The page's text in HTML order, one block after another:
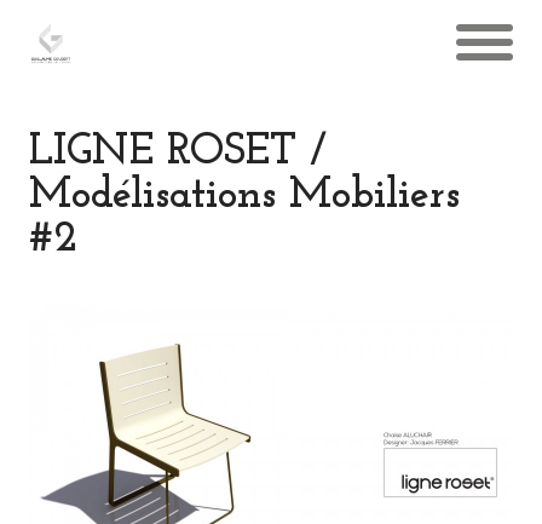
LIGNE ROSET /
Modélisations Mobiliers
#2